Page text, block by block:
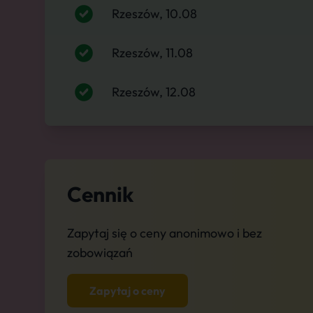
Rzeszów, 10.08
Rzeszów, 11.08
Rzeszów, 12.08
Cennik
Zapytaj się o ceny anonimowo i bez
zobowiązań
Zapytaj o ceny